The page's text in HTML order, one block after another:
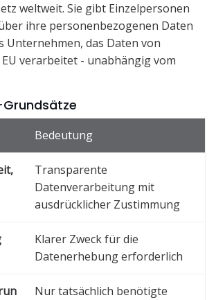
weltweit. Sie gibt Einzelpersonen
ihre personenbezogenen Daten
Unternehmen, das Daten von
verarbeitet - unabhängig vom
Grundsätze
Bedeutung
Transparente
Datenverarbeitung mit
ausdrücklicher Zustimmung
Klarer Zweck für die
Datenerhebung erforderlich
Nur tatsächlich benötigte